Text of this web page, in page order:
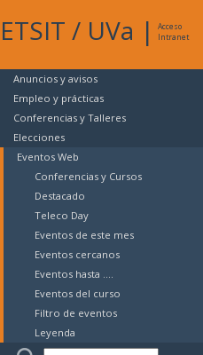
ETSIT / UVa |
Acceso
Intranet
Anuncios y avisos
Empleo y prácticas
Conferencias y Talleres
Elecciones
Eventos Web
Conferencias y Cursos
Destacado
Teleco Day
Eventos de este mes
Eventos cercanos
Eventos hasta ....
Eventos del curso
Filtro de eventos
Leyenda